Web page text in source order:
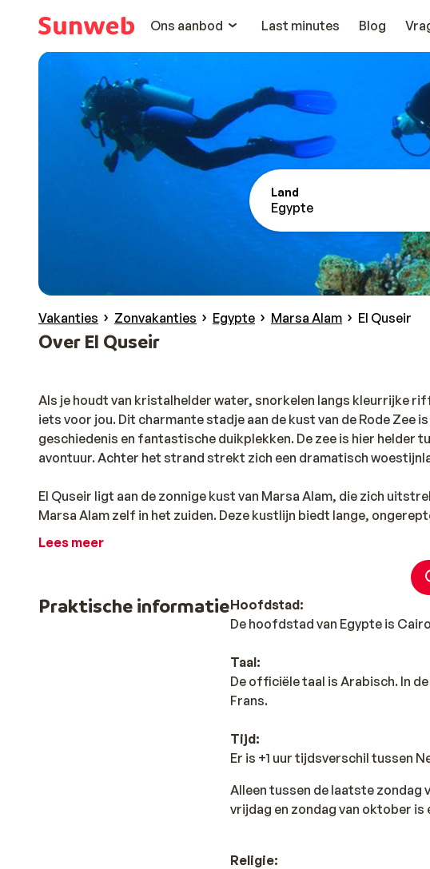
Ons aanbod
Last minutes Blog
Land
Egypte
Vakanties Zonvakanties Egypte Marsa Alam El Quseir
Over El Quseir
Als je houdt van kristalhelder water, snorkelen langs kleurrijke
iets voor jou. Dit charmante stadje aan de kust van de Rode Zee
geschiedenis en fantastische duikplekken. De zee is hier helder
avontuur. Achter het strand strekt zich een dramatisch
El Quseir ligt aan de zonnige kust van Marsa Alam, die zich
Marsa Alam zelf in het zuiden. Deze kustlijn biedt lange,
van de Rode Zee, perfect voor wie boven én onder het
Lees meer
Praktische informatieHoofdstad:
De hoofdstad van Egypte is
Taal:
De officiële taal is Arabisch. In
Frans.
Tijd:
Er is +1 uur tijdsverschil tussen
Alleen tussen de laatste zondag
vrijdag en zondag van oktober
Religie: